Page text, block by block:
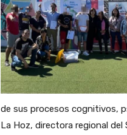
de sus procesos cognitivos,
La Hoz, directora regional del